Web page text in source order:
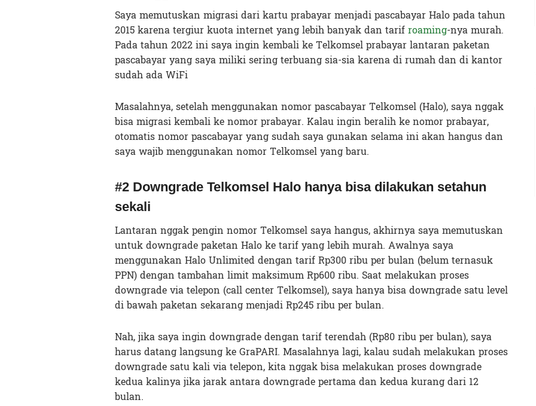
Saya memutuskan migrasi dari kartu prabayar menjadi pascabayar Halo pada tahun
2015 karena tergiur kuota internet yang lebih banyak dan tarifroaming-nya murah.
Pada tahun 2022 ini saya ingin kembali ke Telkomsel prabayar lantaran paketan
pascabayar yang saya miliki sering terbuang sia-sia karena di rumah dan di kantor
sudah ada WiFi
Masalahnya, setelah menggunakan nomor pascabayar Telkomsel (Halo), saya nggak
bisa migrasi kembali ke nomor prabayar. Kalau ingin beralih ke nomor prabayar,
otomatis nomor pascabayar yang sudah saya gunakan selama ini akan hangus dan
saya wajib menggunakan nomor Telkomsel yang baru.
#2 Downgrade Telkomsel Halo hanya bisa dilakukan setahun
sekali
Lantaran nggak pengin nomor Telkomsel saya hangus, akhirnya saya memutuskan
untuk downgrade paketan Halo ke tarif yang lebih murah. Awalnya saya
menggunakan Halo Unlimited dengan tarif Rp300 ribu per bulan (belum ternasuk
PPN) dengan tambahan limit maksimum Rp600 ribu. Saat melakukan proses
downgrade via telepon (call center Telkomsel), saya hanya bisa downgrade satu level
di bawah paketan sekarang menjadi Rp245 ribu per bulan.
Nah, jika saya ingin downgrade dengan tarif terendah (Rp80 ribu per bulan), saya
harus datang langsung ke GraPARI. Masalahnya lagi, kalau sudah melakukan proses
downgrade satu kali via telepon, kita nggak bisa melakukan proses downgrade
kedua kalinya jika jarak antara downgrade pertama dan kedua kurang dari 12
bulan.